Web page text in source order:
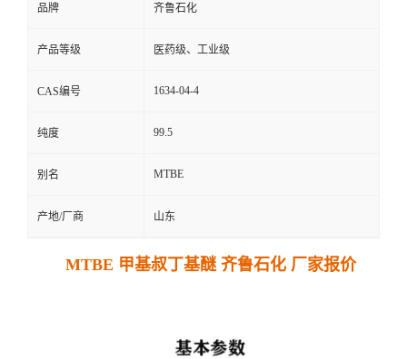
品牌 齐鲁石化
产品等级 医药级、工业级
CAS编号 1634-04-4
纯度 99.5
别名 MTBE
产地/厂商 山东
MTBE 甲基叔丁基醚 齐鲁石化 厂家报价